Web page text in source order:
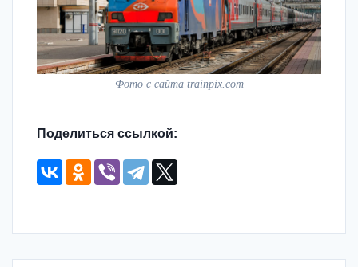
Фото с сайта trainpix.com
Поделиться ссылкой: